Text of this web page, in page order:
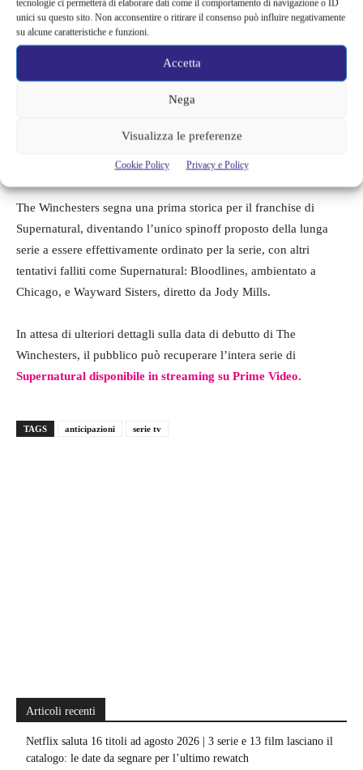
tecnologie ci permetterà di elaborare dati come il comportamento di navigazione o ID
unici su questo sito. Non acconsentire o ritirare il consenso può influire negativamente
su alcune caratteristiche e funzioni.
Accetta
Nega
Visualizza le preferenze
Cookie Policy Privacy e Policy
se, considerando le stagioni passate di Supernatural, sembra
probabile che la prima debutterà all’inizio di ottobre.
Con una data di debutto confermata per l’autunno 2022,The
Winchesters arriverà ufficialmente due anni dopo che
caccia ai mostri di Sam e Dean e ha visto i fratelli riuniti in
The Winchesters segna una prima storica per il franchise di
Supernatural, diventando l’unico spinoff proposto della lunga
serie a essere effettivamente ordinato per la serie, con altri
tentativi falliti come Supernatural: Bloodlines, ambientato a
Chicago, e Wayward Sisters, diretto da Jody Mills.
In attesa di ulteriori dettagli sulla data di debutto di The
Winchesters, il pubblico può recuperare l’intera serie di
Supernatural disponibile in streaming su Prime Video.
TAGS anticipazioni serie tv
Articoli recenti
Netflix saluta 16 titoli ad agosto 2026 | 3 serie e 13 film lasciano il
catalogo: le date da segnare per l’ultimo rewatch